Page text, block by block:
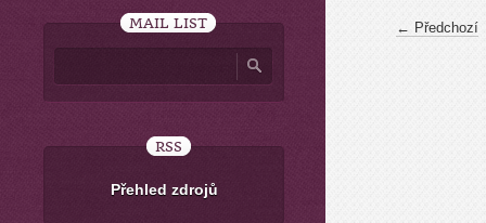
← Předchozí
MAIL LIST
RSS
Přehled zdrojů